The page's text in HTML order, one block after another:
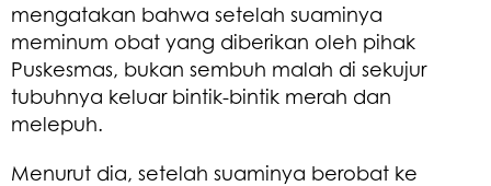
mengatakan bahwa setelah suaminya
meminum obat yang diberikan oleh pihak
Puskesmas, bukan sembuh malah di sekujur
tubuhnya keluar bintik-bintik merah dan
melepuh.
Menurut dia, setelah suaminya berobat ke